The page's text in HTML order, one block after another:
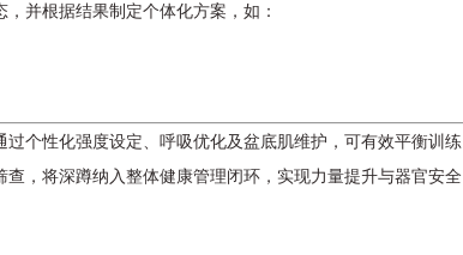
并根据结果制定个体化方案，如：
个性化强度设定、呼吸优化及盆底肌维护，可有效平衡训练
，将深蹲纳入整体健康管理闭环，实现力量提升与器官安全